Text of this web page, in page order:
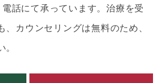
話にて承っています。治療を受
、カウンセリングは無料のため、